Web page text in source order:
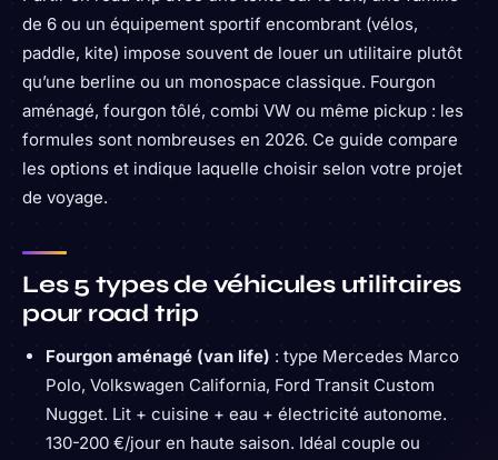
de 6 ou un équipement sportif encombrant (vélos,
paddle, kite) impose souvent de louer un utilitaire plutôt
qu’une berline ou un monospace classique. Fourgon
aménagé, fourgon tôlé, combi VW ou même pickup : les
formules sont nombreuses en 2026. Ce guide compare
les options et indique laquelle choisir selon votre projet
de voyage.
Les 5 types de véhicules utilitaires
pour road trip
Fourgon aménagé (van life) : type Mercedes Marco
Polo, Volkswagen California, Ford Transit Custom
Nugget. Lit + cuisine + eau + électricité autonome.
130-200 €/jour en haute saison. Idéal couple ou